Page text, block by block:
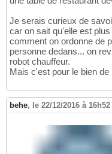
Je serais curieux de
car on sait qu'elle est
comment on ordonne de
personne dedans... on
robot chauffeur.
Mais c'est pour le bien
behe, le 22/12/2016 à 16h52